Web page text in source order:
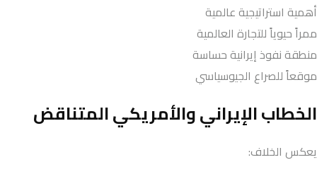
أهمية استراتيجية عالمية
ممراً حيوياً للتجارة العالمية
منطقة نفوذ إيرانية حساسة
موقعاً للصراع الجيوسياسي
الخطاب الإيراني والأمريكي المتناقض
يعكس الخلاف: